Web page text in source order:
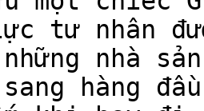
tư nhân
nhà
sang hàng